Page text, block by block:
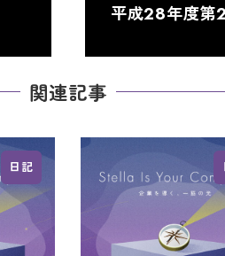
平成28年度第
関連記事
日記